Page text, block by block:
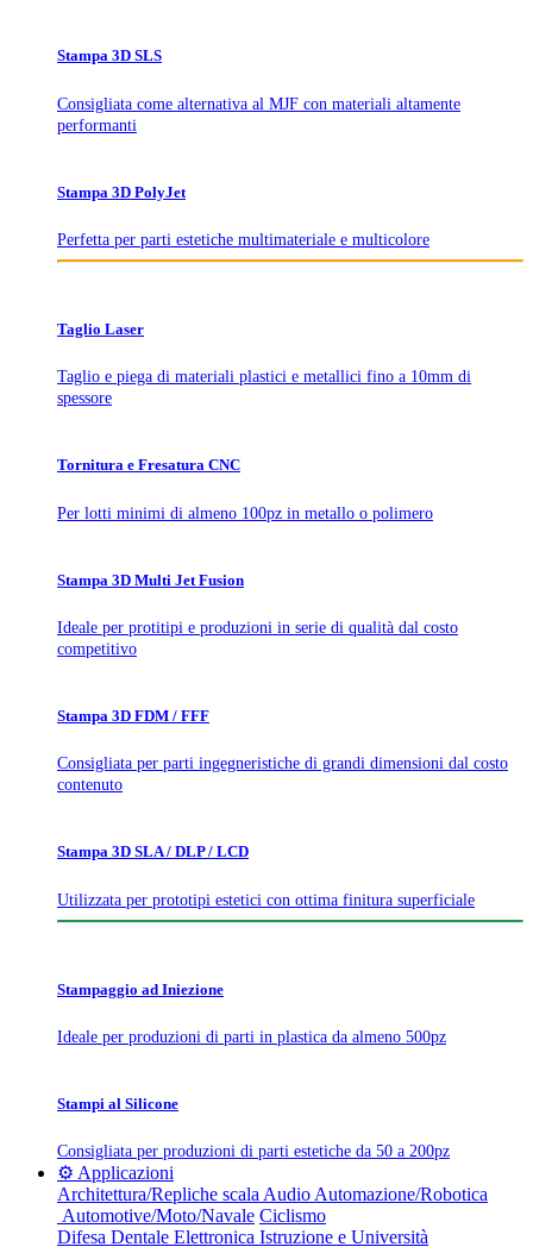
Stampa 3D SLS
Consigliata come alternativa al MJF con materiali altamente
performanti
Stampa 3D PolyJet
Perfetta per parti estetiche multimateriale e multicolore
Taglio Laser
Taglio e piega di materiali plastici e metallici fino a 10mm di
spessore
Tornitura e Fresatura CNC
Per lotti minimi di almeno 100pz in metallo o polimero
Stampa 3D Multi Jet Fusion
Ideale per protitipi e produzioni in serie di qualità dal costo
competitivo
Stampa 3D FDM / FFF
Consigliata per parti ingegneristiche di grandi dimensioni dal costo
contenuto
Stampa 3D SLA / DLP / LCD
Utilizzata per prototipi estetici con ottima finitura superficiale
Stampaggio ad Iniezione
Ideale per produzioni di parti in plastica da almeno 500pz
Stampi al Silicone
Consigliata per produzioni di parti estetiche da 50 a 200pz
⚙️ Applicazioni
Architettura/Repliche scala Audio Automazione/Robotica
Automotive/Moto/Navale Ciclismo
Difesa Dentale Elettronica Istruzione e Università